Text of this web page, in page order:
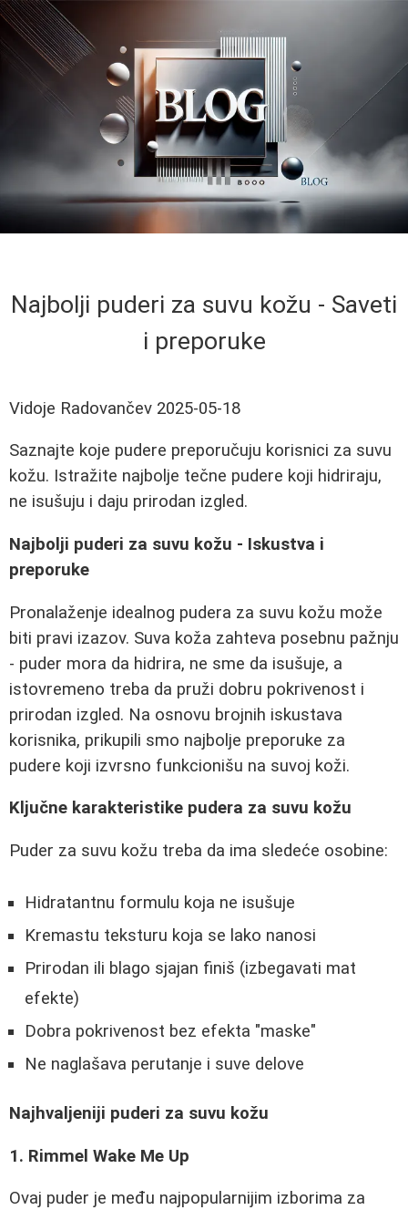
Najbolji puderi za suvu kožu - Saveti
i preporuke
Vidoje Radovančev 2025-05-18
Saznajte koje pudere preporučuju korisnici za suvu
kožu. Istražite najbolje tečne pudere koji hidriraju,
ne isušuju i daju prirodan izgled.
Najbolji puderi za suvu kožu - Iskustva i
preporuke
Pronalaženje idealnog pudera za suvu kožu može
biti pravi izazov. Suva koža zahteva posebnu pažnju
- puder mora da hidrira, ne sme da isušuje, a
istovremeno treba da pruži dobru pokrivenost i
prirodan izgled. Na osnovu brojnih iskustava
korisnika, prikupili smo najbolje preporuke za
pudere koji izvrsno funkcionišu na suvoj koži.
Ključne karakteristike pudera za suvu kožu
Puder za suvu kožu treba da ima sledeće osobine:
Hidratantnu formulu koja ne isušuje
Kremastu teksturu koja se lako nanosi
Prirodan ili blago sjajan finiš (izbegavati mat
efekte)
Dobra pokrivenost bez efekta "maske"
Ne naglašava perutanje i suve delove
Najhvaljeniji puderi za suvu kožu
1. Rimmel Wake Me Up
Ovaj puder je među najpopularnijim izborima za